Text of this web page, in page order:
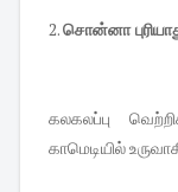
2.சொன்னா
கலகலப்பு
காமெடியில்